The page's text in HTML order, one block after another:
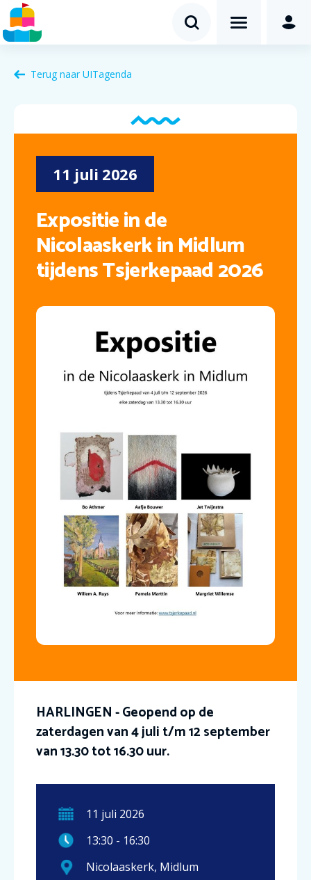
Terug naar UITagenda
11 juli 2026
Expositie in de
Nicolaaskerk in Midlum
tijdens Tsjerkepaad 2026
HARLINGEN - Geopend op de
zaterdagen van 4 juli t/m 12 september
van 13.30 tot 16.30 uur.
11 juli 2026
13:30 - 16:30
Nicolaaskerk, Midlum